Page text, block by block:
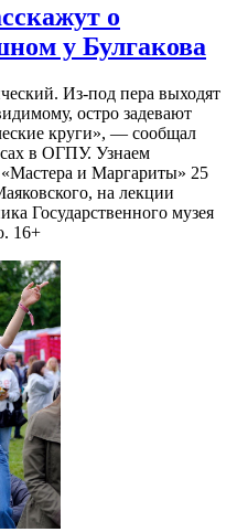
о
у Булгакова
Из-под пера выходят
остро задевают
круги», — сообщал
в ОГПУ. Узнаем
«Мастера и Маргариты» 25
на лекции
Государственного музея
16+